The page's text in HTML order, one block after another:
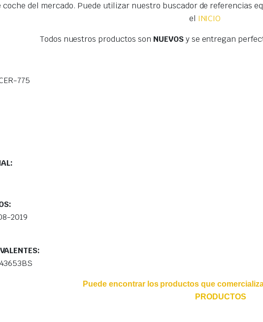
coche del mercado. Puede utilizar nuestro buscador de referencias
el INICIO
Todos nuestros productos son NUEVOSy se entregan
775
2019
Puede encontrar los productos que
PRODUCTOS